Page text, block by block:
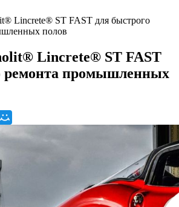
Lincrete® ST FAST для быстрого
полов
Lincrete® ST FAST
ремонта промышленных